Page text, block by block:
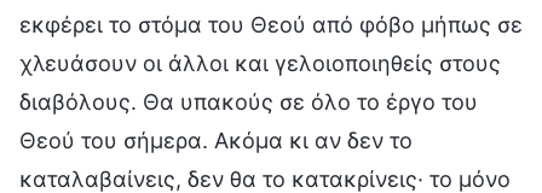
εκφέρει το στόμα του Θεού από φόβο μήπως σε
χλευάσουν οι άλλοι και γελοιοποιηθείς στους
διαβόλους. Θα υπακούς σε όλο το έργο του
Θεού του σήμερα. Ακόμα κι αν δεν το
καταλαβαίνεις, δεν θα το κατακρίνεις· το μόνο